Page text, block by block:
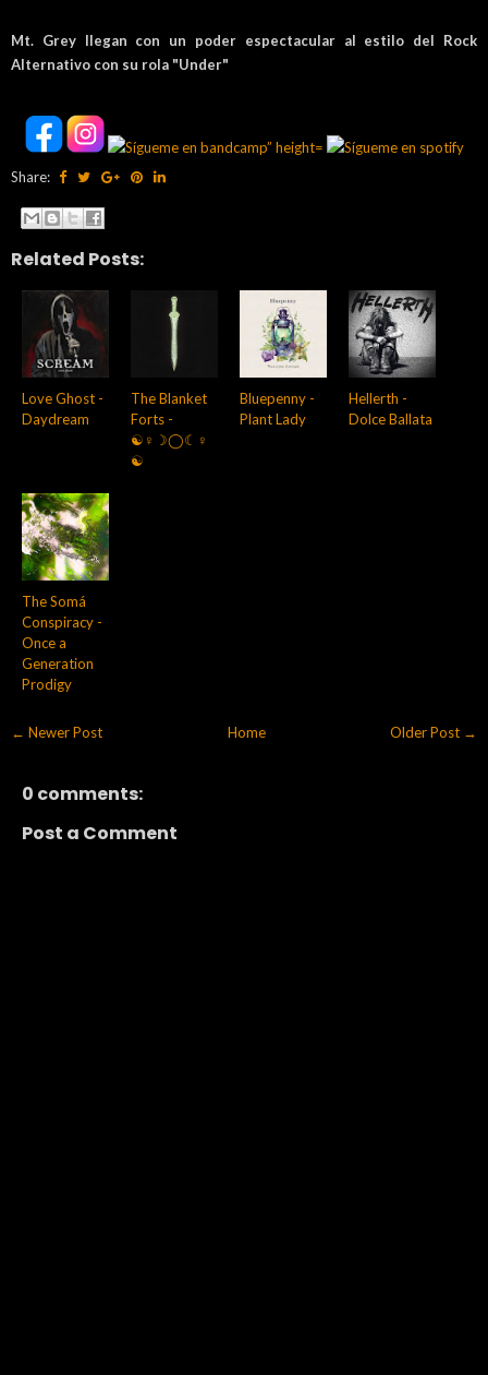
Mt. Grey llegan con un poder espectacular al estilo del Rock
Alternativo con su rola "Under"
Share:
Related Posts:
Love Ghost -
Daydream
The Blanket
Forts -
☯︎♀☽◯☾♀
☯︎
Bluepenny -
Plant Lady
Hellerth -
Dolce Ballata
The Somá
Conspiracy -
Once a
Generation
Prodigy
← Newer Post Older Post →
Home
0 comments:
Post a Comment